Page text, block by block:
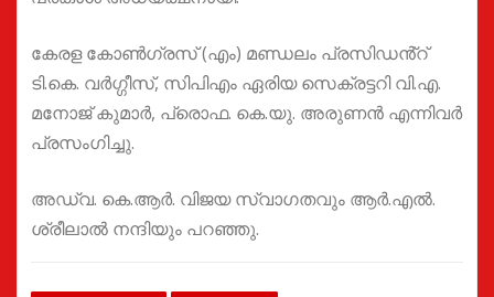
കേരള കോൺഗ്രസ് (എം) മണ്ഡലം പ്രസിഡൻ്റ്
ടി.കെ. വർഗ്ഗീസ്, സിപിഎം ഏരിയ സെക്രട്ടറി വി.എ.
മനോജ് കുമാർ, പ്രൊഫ. കെ.യു. അരുണൻ എന്നിവർ
പ്രസംഗിച്ചു.
അഡ്വ. കെ.ആർ. വിജയ സ്വാഗതവും ആർ.എൽ.
ശ്രീലാൽ നന്ദിയും പറഞ്ഞു.